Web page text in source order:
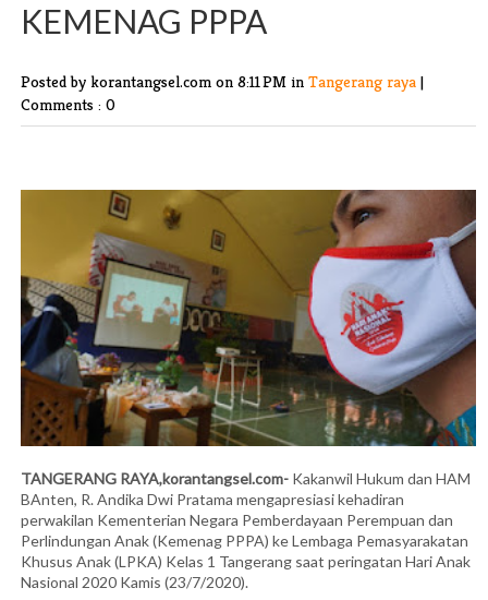
KEMENAG PPPA
Posted by korantangsel.com on 8:11 PM in Tangerang raya |
Comments : 0
TANGERANG RAYA,korantangsel.com- Kakanwil Hukum dan HAM
BAnten, R. Andika Dwi Pratama mengapresiasi kehadiran
perwakilan Kementerian Negara Pemberdayaan Perempuan dan
Perlindungan Anak (Kemenag PPPA) ke Lembaga Pemasyarakatan
Khusus Anak (LPKA) Kelas 1 Tangerang saat peringatan Hari Anak
Nasional 2020 Kamis (23/7/2020).